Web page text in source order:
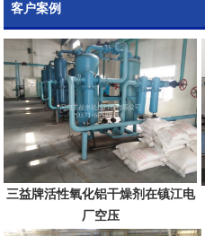
客户案例
三益牌活性氧化铝干燥剂在镇江电
厂空压